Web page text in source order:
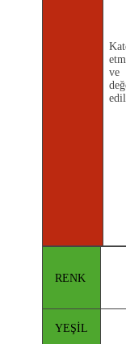
ve
RENK
YEŞİL